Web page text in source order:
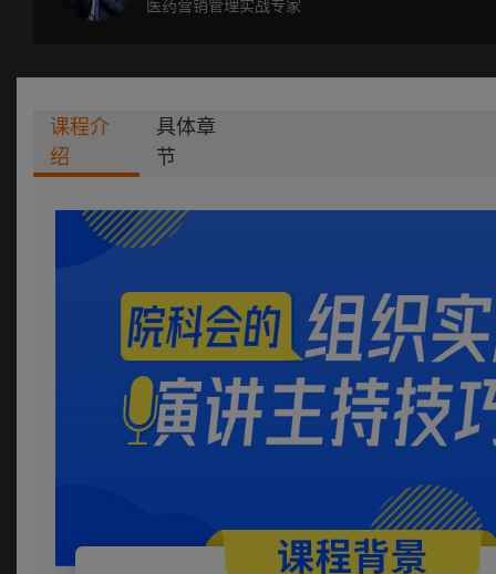
医药营销管理实战专家
课程介
绍
具体章
节